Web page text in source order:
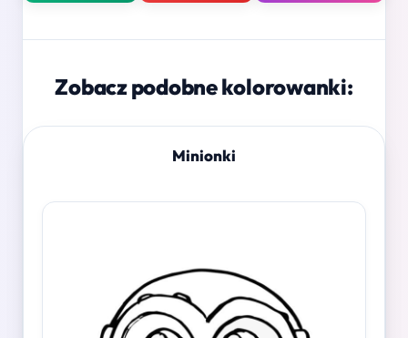
Zobacz podobne kolorowanki:
Minionki